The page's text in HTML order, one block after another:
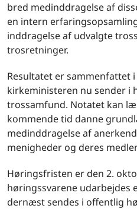
bred medinddragelse af
en intern
inddragelse af udvalgte
trosretninger.
Resultatet er sammenfattet
kirkeministeren nu sender i
trossamfund. Notatet kan
kommende tid danne
medinddragelse af
menigheder og deres
Høringsfristen er den 2.
høringssvarene udarbejdes
dernæst sendes i offentlig